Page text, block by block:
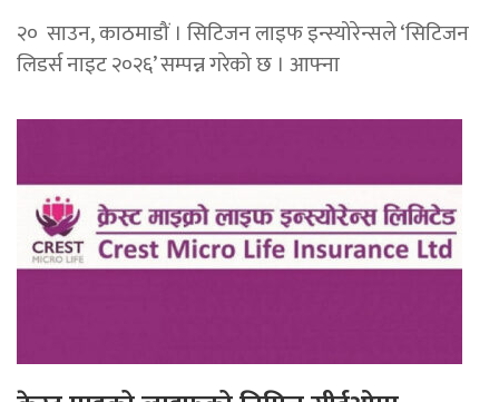
२० साउन, काठमाडौं । सिटिजन लाइफ इन्स्योरेन्सले ‘सिटिजन
लिडर्स नाइट २०२६’ सम्पन्न गरेको छ । आफ्ना